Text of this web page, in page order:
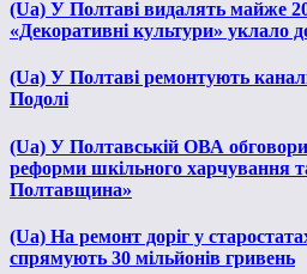
(Ua) У Полтаві видалять майже
«Декоративні культури» уклало
(Ua) У Полтаві ремонтують
Подолі
(Ua) У Полтавській ОВА
реформи шкільного харчування
Полтавщина»
(Ua) На ремонт доріг у
спрямують 30 мільйонів гривень